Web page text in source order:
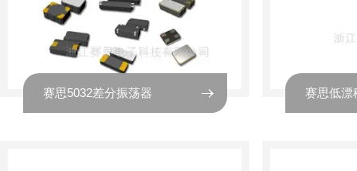
赛思5032差分振荡器 赛思低漂